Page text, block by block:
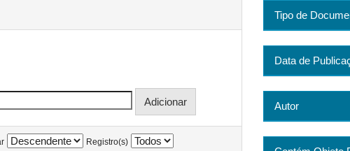
Registro(s)
Tipo de
Data de
Autor